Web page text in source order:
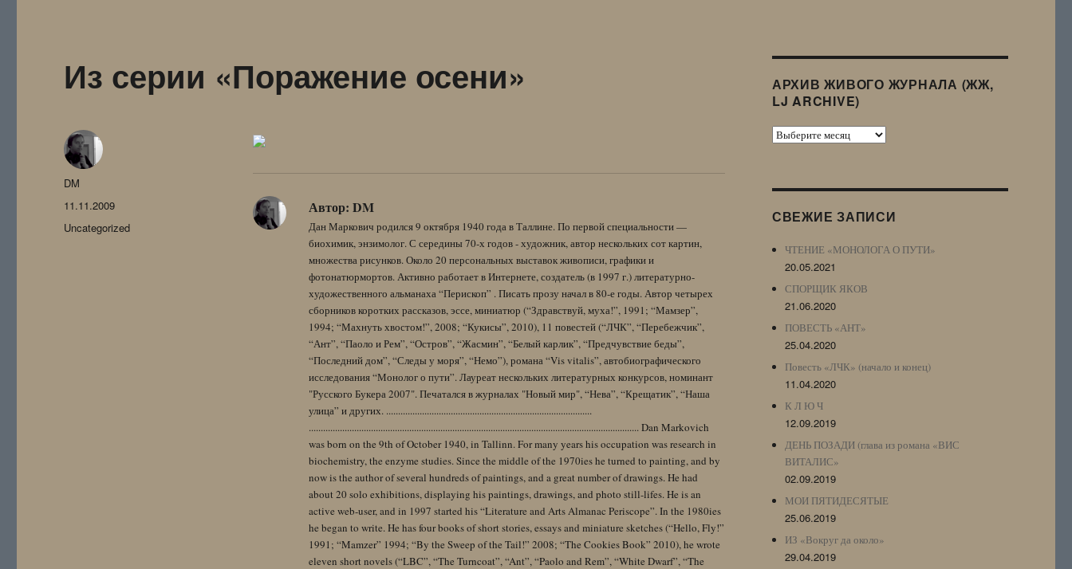
Из серии «Поражение осени»
Автор: DM
Дан Маркович родился 9 октября 1940 года в Таллине. По первой специальности —
биохимик, энзимолог. С середины 70-х годов - художник, автор нескольких сот картин,
множества рисунков. Около 20 персональных выставок живописи, графики и
фотонатюрмортов. Активно работает в Интернете, создатель (в 1997 г.) литературно-
художественного альманаха “Перископ” . Писать прозу начал в 80-е годы. Автор четырех
сборников коротких рассказов, эссе, миниатюр (“Здравствуй, муха!”, 1991; “Мамзер”,
1994; “Махнуть хвостом!”, 2008; “Кукисы”, 2010), 11 повестей (“ЛЧК”, “Перебежчик”,
“Ант”, “Паоло и Рем”, “Остров”, “Жасмин”, “Белый карлик”, “Предчувствие беды”,
“Последний дом”, “Следы у моря”, “Немо”), романа “Vis vitalis”, автобиографического
исследования “Монолог о пути”. Лауреат нескольких литературных конкурсов, номинант
"Русского Букера 2007". Печатался в журналах "Новый мир", “Нева”, “Крещатик”, “Наша
улица” и других. ......................................................................................
.......................................................................................................................................... Dan Markovich
was born on the 9th of October 1940, in Tallinn. For many years his occupation was research in
biochemistry, the enzyme studies. Since the middle of the 1970ies he turned to painting, and by
now is the author of several hundreds of paintings, and a great number of drawings. He had
about 20 solo exhibitions, displaying his paintings, drawings, and photo still-lifes. He is an
active web-user, and in 1997 started his “Literature and Arts Almanac Periscope”. In the 1980ies
he began to write. He has four books of short stories, essays and miniature sketches (“Hello, Fly!”
1991; “Mamzer” 1994; “By the Sweep of the Tail!” 2008; “The Cookies Book” 2010), he wrote
eleven short novels (“LBC”, “The Turncoat”, “Ant”, “Paolo and Rem”, “White Dwarf”, “The
Автор
DM
Опубликовано
11.11.2009
Рубрики
Uncategorized
АРХИВ ЖИВОГО ЖУРНАЛА (ЖЖ,
LJ ARCHIVE)
Архив
Archive)
СВЕЖИЕ ЗАПИСИ
ЧТЕНИЕ «МОНОЛОГА О ПУТИ»
20.05.2021
СПОРЩИК ЯКОВ
21.06.2020
ПОВЕСТЬ «АНТ»
25.04.2020
Повесть «ЛЧК» (начало и конец)
11.04.2020
К Л Ю Ч
12.09.2019
ДЕНЬ ПОЗАДИ (глава из романа «ВИС
ВИТАЛИС»
02.09.2019
МОИ ПЯТИДЕСЯТЫЕ
25.06.2019
ИЗ «Вокруг да около»
29.04.2019